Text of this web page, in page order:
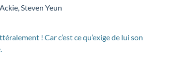
Steven Yeun
! Car c’est ce qu’exige de lui son